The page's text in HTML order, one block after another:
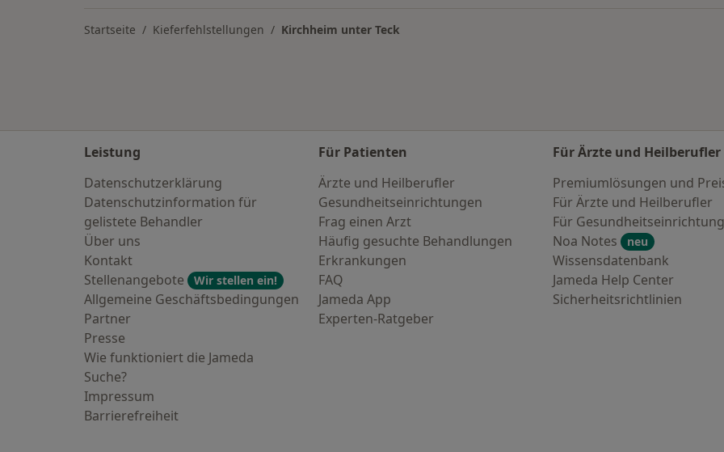
Startseite Kieferfehlstellungen Kirchheim unter Teck
Leistung
Datenschutzerklärung
Datenschutzinformation für
gelistete Behandler
Über uns
Kontakt
Stellenangebote
Wir stellen ein!
Allgemeine Geschäftsbedingungen
Partner
Presse
Wie funktioniert die Jameda
Suche?
Impressum
Barrierefreiheit
Für Patienten
Ärzte und Heilberufler
Gesundheitseinrichtungen
Frag einen Arzt
Häufig gesuchte Behandlungen
Erkrankungen
FAQ
Jameda App
Experten-Ratgeber
Für Ärzte und Heilberufler
Premiumlösungen und
Für Ärzte und Heilberufler
Für
Noa Notes
neu
Wissensdatenbank
Jameda Help Center
Sicherheitsrichtlinien